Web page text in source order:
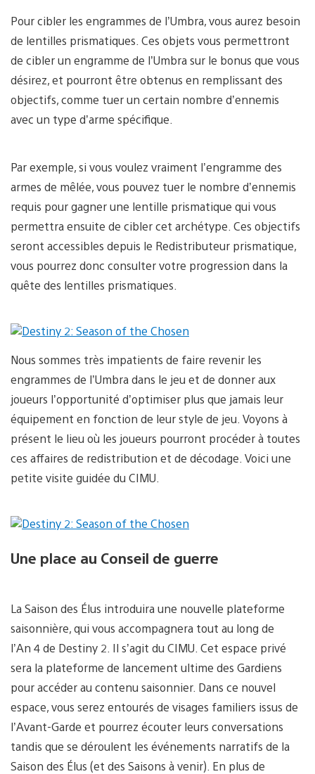
Pour cibler les engrammes de l’Umbra, vous aurez besoin
de lentilles prismatiques. Ces objets vous permettront
de cibler un engramme de l’Umbra sur le bonus que vous
désirez, et pourront être obtenus en remplissant des
objectifs, comme tuer un certain nombre d’ennemis
avec un type d’arme spécifique.
Par exemple, si vous voulez vraiment l’engramme des
armes de mêlée, vous pouvez tuer le nombre d’ennemis
requis pour gagner une lentille prismatique qui vous
permettra ensuite de cibler cet archétype. Ces objectifs
seront accessibles depuis le Redistributeur prismatique,
vous pourrez donc consulter votre progression dans la
quête des lentilles prismatiques.
Nous sommes très impatients de faire revenir les
engrammes de l’Umbra dans le jeu et de donner aux
joueurs l’opportunité d’optimiser plus que jamais leur
équipement en fonction de leur style de jeu. Voyons à
présent le lieu où les joueurs pourront procéder à toutes
ces affaires de redistribution et de décodage. Voici une
petite visite guidée du CIMU.
Une place au Conseil de guerre
La Saison des Élus introduira une nouvelle plateforme
saisonnière, qui vous accompagnera tout au long de
l’An 4 de Destiny 2. Il s’agit du CIMU. Cet espace privé
sera la plateforme de lancement ultime des Gardiens
pour accéder au contenu saisonnier. Dans ce nouvel
espace, vous serez entourés de visages familiers issus de
l’Avant-Garde et pourrez écouter leurs conversations
tandis que se déroulent les événements narratifs de la
Saison des Élus (et des Saisons à venir). En plus de